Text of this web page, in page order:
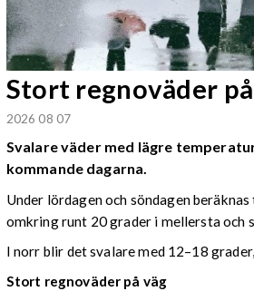
Stort regnoväder
2026 08 07
Svalare väder med lägre
kommande dagarna.
Under lördagen och söndagen
omkring runt 20 grader i mellersta och
I norr blir det svalare med 12–18
Stort regnoväder på väg